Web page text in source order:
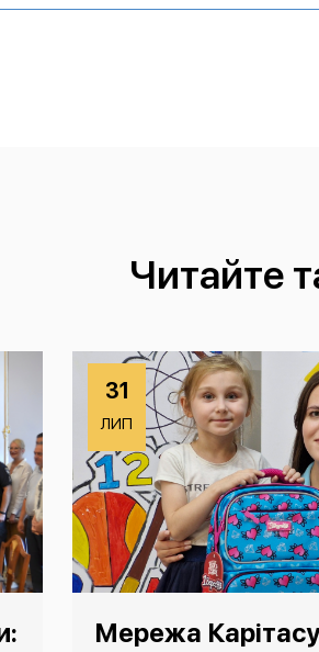
Читайте
31
ЛИП
Мережа Карітасу